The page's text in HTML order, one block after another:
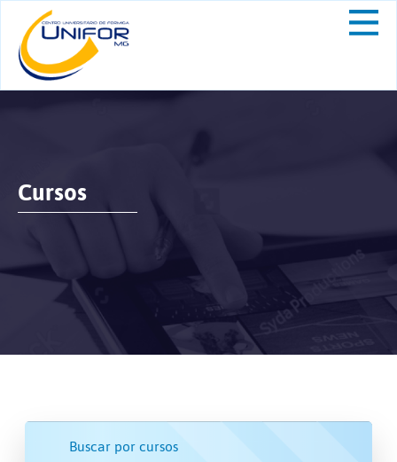
Cursos
Buscar por cursos